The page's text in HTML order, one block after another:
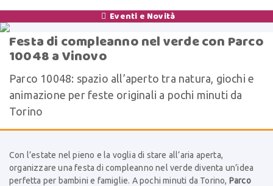
 Eventi e Novità
Festa di compleanno nel verde con Parco
10048 a Vinovo
Parco 10048: spazio all’aperto tra natura, giochi e
animazione per feste originali a pochi minuti da
Torino
Con l’estate nel pieno e la voglia di stare all’aria aperta,
organizzare una festa di compleanno nel verde diventa un’idea
perfetta per bambini e famiglie. A pochi minuti da Torino, Parco